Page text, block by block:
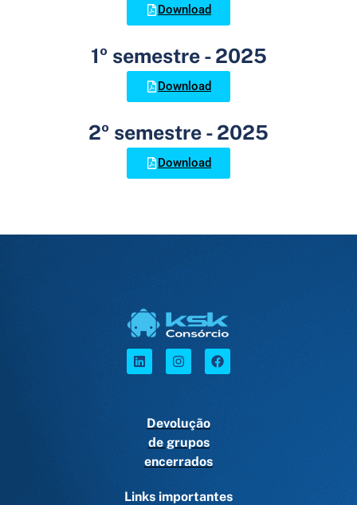
Download
1º semestre - 2025
Download
2º semestre - 2025
Download
Devolução
de grupos
encerrados
Links importantes